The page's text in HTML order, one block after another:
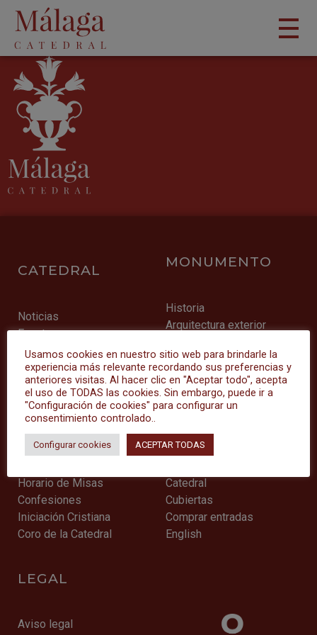
CATEDRAL
Noticias
Eventos
Archivo Catedralicio
Cabildo Catedralicio
Diócesis de Málaga
MONUMENTO
Historia
Arquitectura exterior
Capillas
Coro y trascoro
Capilla Mayor
CULTO
Horario de Misas
Confesiones
Iniciación Cristiana
Coro de la Catedral
VISITA
Catedral
Cubiertas
Comprar entradas
English
LEGAL
Aviso legal
Usamos cookies en nuestro sitio web para brindarle la
experiencia más relevante recordando sus preferencias y
anteriores visitas. Al hacer clic en "Aceptar todo", acepta
el uso de TODAS las cookies. Sin embargo, puede ir a
"Configuración de cookies" para configurar un
consentimiento controlado..
Configurar cookies ACEPTAR TODAS